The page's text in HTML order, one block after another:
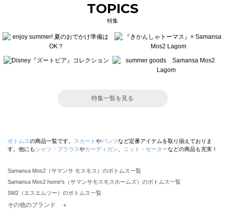
TOPICS
特集
特集一覧を見る
ボトムスの商品一覧です。 スカート やパンツなど定番アイテムを取り揃えておりま
す。他にもシャツ・ブラウスやカーディガン ニット・セーターなどの商品も充実！
Samansa Mos2（サマンサ モスモス）のボトムス一覧
Samansa Mos2 home's（サマンサモスモスホームズ）のボトムス一覧
SM2（エスエムツー）のボトムス一覧
TSUHARU by Samansa Mos2（ツハルバイサマンサモスモス）のボトムス一覧
その他のブランド ＋